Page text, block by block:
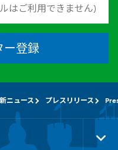
ー登録
ニュース プレスリリース